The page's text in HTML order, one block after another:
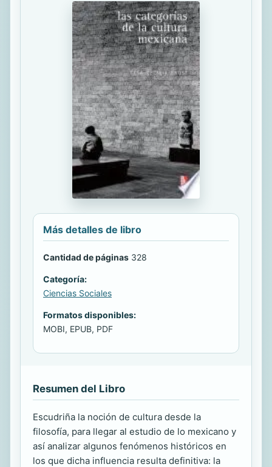
Más detalles de libro
Cantidad de páginas 328
Categoría:
Ciencias Sociales
Formatos disponibles:
MOBI, EPUB, PDF
Resumen del Libro
Escudriña la noción de cultura desde la
filosofía, para llegar al estudio de lo mexicano y
así analizar algunos fenómenos históricos en
los que dicha influencia resulta definitiva: la